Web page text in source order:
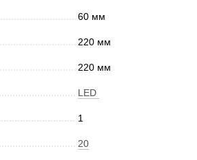
60 мм
220 мм
220 мм
LED
1
20